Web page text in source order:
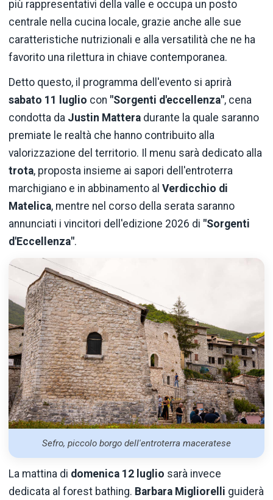
più rappresentativi della valle e occupa un posto
centrale nella cucina locale, grazie anche alle sue
caratteristiche nutrizionali e alla versatilità che ne ha
favorito una rilettura in chiave contemporanea.
Detto questo, il programma dell'evento si aprirà
sabato 11 luglio con "Sorgenti d'eccellenza", cena
condotta da Justin Mattera durante la quale saranno
premiate le realtà che hanno contribuito alla
valorizzazione del territorio. Il menu sarà dedicato alla
trota, proposta insieme ai sapori dell'entroterra
marchigiano e in abbinamento al Verdicchio di
Matelica, mentre nel corso della serata saranno
annunciati i vincitori dell'edizione 2026 di "Sorgenti
d'Eccellenza".
Sefro, piccolo borgo dell'entroterra maceratese
La mattina di domenica 12 luglio sarà invece
dedicata al forest bathing. Barbara Migliorelli guiderà